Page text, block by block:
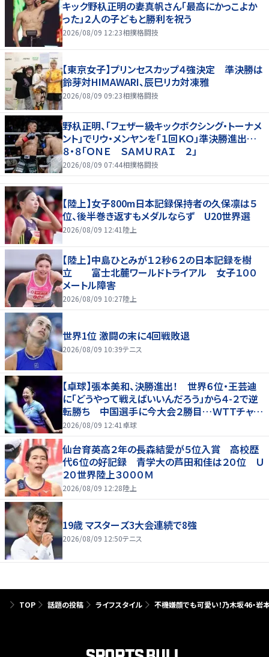
キック野杁正明の妻真帆さん「最高にかっこよか
った」２人の子どもと勝利を祝う
2026/08/09 12:23相撲格闘技
【東京女子】プリンセスカップ４強決定 準決勝は
鈴芽対HIMAWARI、辰巳リカ対凍雅
2026/08/09 09:23相撲格闘技
野杁正明、「フェザー級キックボクシング・トーナメ
ント」でリウ・メンヤンを「１回ＫＯ」準決勝進出…
８・８「ＯＮＥ ＳＡＭＵＲＡＩ ２」
2026/08/09 07:44相撲格闘技
【陸上】女子800m日本記録保持者の久保凛は５
位、後半巻き返すもメダルならず U20世界選
2026/08/09 12:41 陸上
【陸上】中島ひとみが１２秒６２の日本記録を樹
立 富士北麓ワールドトライアル 女子１００
メートル障害
2026/08/09 10:27陸上
世界1位 激闘の末に4回戦敗退
2026/08/09 10:39テニス
【卓球】張本美和、決勝進出！ 世界６位・王芸迪
に「どうやって戦えばいいんだろう」から４-２で逆
転勝ち 中国選手に今大会２勝目…ＷＴＴチャン
ピオンズ横浜
2026/08/09 12:41 卓球
仙台育英高２年の長森結愛が５位入賞 高校歴
代６位の好記録 青学大の芦田和佳は２０位 Ｕ
２０世界陸上３０００Ｍ
2026/08/09 12:28陸上
19歳 マスターズ3大会連続で8強
2026/08/09 12:50テニス
TOP 話題の投稿 ライフスタイル 不機嫌顔でも可愛い！乃木坂46・岩